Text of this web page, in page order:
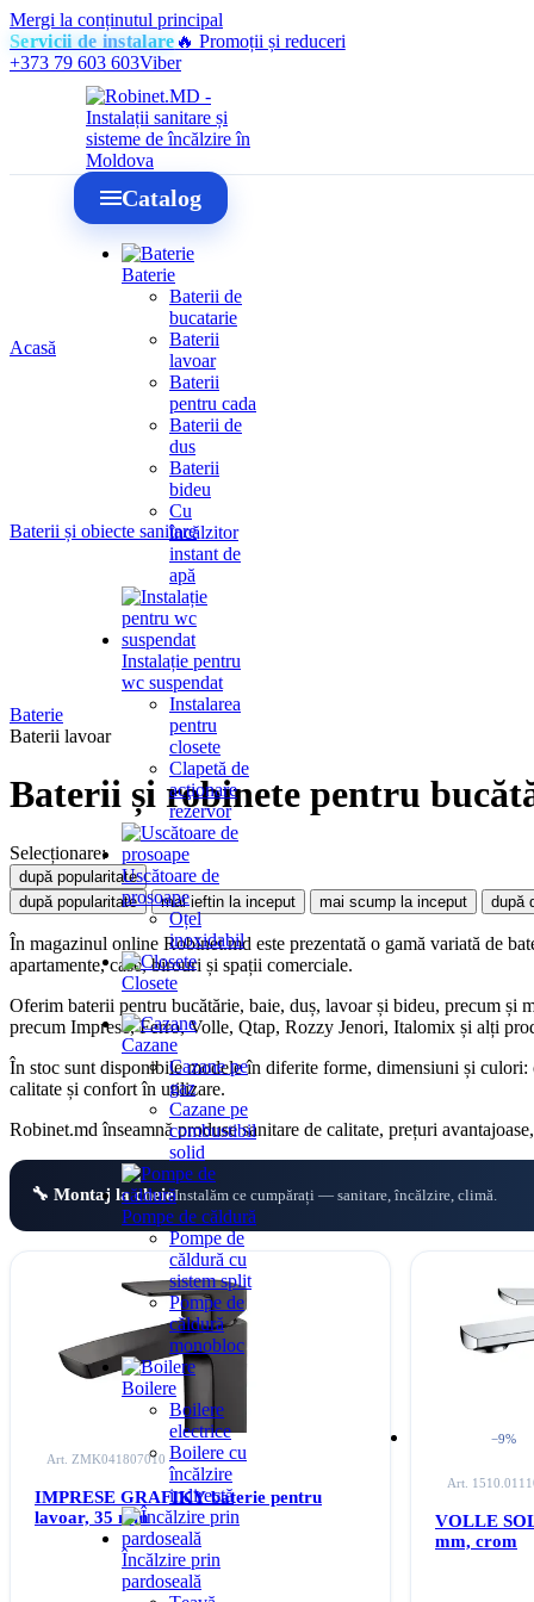
Mergi la conținutul principal
Servicii de instalare 🔥 Promoții și reduceri
+373 79 603 603Viber
Catalog
Baterie
Baterii de
bucatarie
Baterii
lavoar
Baterii
pentru cada
Baterii de
dus
Baterii
bideu
Cu
încălzitor
instant de
apă
Instalație pentru
wc suspendat
Instalarea
pentru
closete
Clapetă de
acţionare
rezervor
Uscătoare de
prosoape
Oțel
inoxidabil
Closete
Cazane
Cazane pe
gaz
Cazane pe
combustibil
solid
Pompe de căldură
Pompe de
căldură cu
sistem split
Pompe de
căldură
monobloc
Boilere
Boilere
electrice
Boilere cu
încălzire
indirectă
Încălzire prin
pardoseală
Acasă
Baterii și obiecte sanitare
Baterie
Baterii lavoar
Baterii și robinete pentru
Selecționare:
după popularitate
după popularitate
mai ieftin la inceput mai scump la inceput după
În magazinul online Robinet.md este prezentată o gamă variată de
apartamente, case, birouri și spații comerciale.
Oferim baterii pentru bucătărie, baie, duș, lavoar și bideu, precum și
precum Imprese, Ferro, Volle, Qtap, Rozzy Jenori, Italomix și alți
În stoc sunt disponibile modele în diferite forme, dimensiuni și
calitate și confort în utilizare.
Robinet.md înseamnă produse sanitare de calitate, prețuri
🔧 Montaj la cheieInstalăm ce cumpărați — sanitare, încălzire, climă.
Art. ZMK041807010
IMPRESE GRAFIKY baterie pentru
lavoar, 35 mm
−9%
Art.
VOLLE
mm, crom